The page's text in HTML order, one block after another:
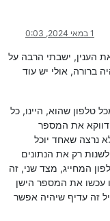
1 במאי 2024, 0:03
הענין, ישבתי הרבה על
ברורה, אולי יש עוד
טלפון שהוא, היינו, כל
דווקא את המספר
נרצה שאחד יוכל
רק את הנתונים
המחייג, מצד שני, זה
עכשו את המספר הישן
זה עדיף שיהיה אפשר